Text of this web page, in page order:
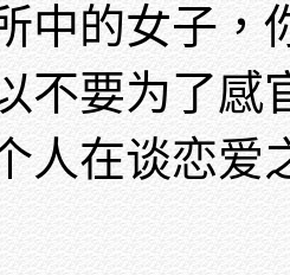
中的女子，
不要为了感
人在谈恋爱